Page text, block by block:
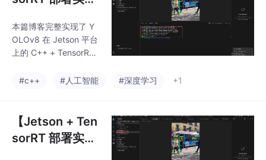
FPS、显存占用等关键
++ 单图端到端
推理
本篇博客完整实现了 Y
OLOv8 在 Jetson 平台
上的 C++ + TensorRT
从模型转换（pt→onnx
写，到后处理与可视
化，全程可复现、可落
地。
#c++ #人工智能 #深度学习 +1
【Jetson + Ten
sorRT 部署实